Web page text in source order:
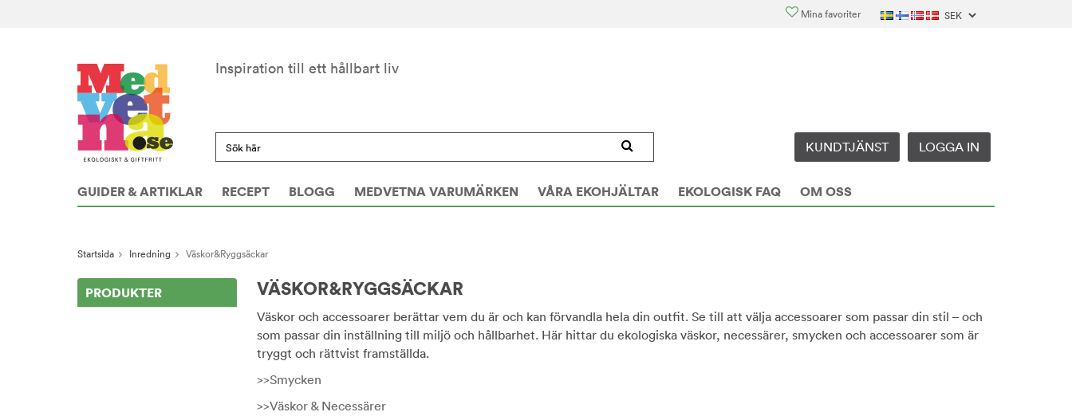
Mina favoriter
Inspiration till ett hållbart liv
KUNDTJÄNST LOGGA IN
GUIDER & ARTIKLAR RECEPT BLOGG MEDVETNA VARUMÄRKEN VÅRA EKOHJÄLTAR EKOLOGISK FAQ OM OSS
Startsida Inredning Väskor&Ryggsäckar
PRODUKTER VÄSKOR&RYGGSÄCKAR
Väskor och accessoarer berättar vem du är och kan förvandla hela din outfit. Se till att välja accessoarer som passar din stil – och
som passar din inställning till miljö och hållbarhet. Här hittar du ekologiska väskor, necessärer, smycken och accessoarer som är
tryggt och rättvist framställda.
>>Smycken
>>Väskor & Necessärer